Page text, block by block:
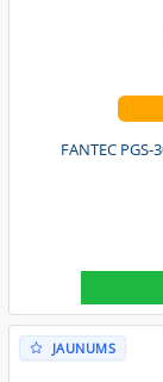
FANTEC
JAUNUMS